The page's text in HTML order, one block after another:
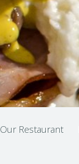
Our Restaurant